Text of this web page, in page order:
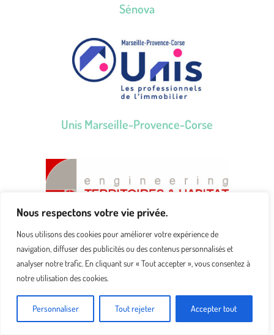
Nous respectons votre vie privée.
Nous utilisons des cookies pour améliorer votre expérience de
navigation, diffuser des publicités ou des contenus personnalisés et
analyser notre trafic. En cliquant sur « Tout accepter », vous consentez à
notre utilisation des cookies.
Personnaliser Tout rejeter Accepter tout
Sénova
Unis Marseille-Provence-Corse
Engineering Territoires & Habitat (ETH)
Collège C : Institutions financières et compagnies
d’assurance